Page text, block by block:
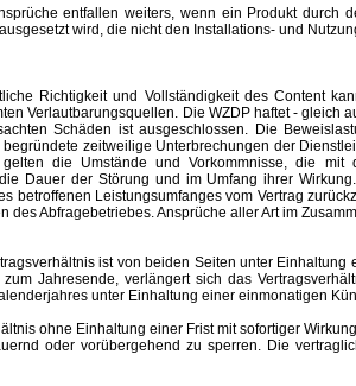
entfallen weiters, wenn ein Produkt durch
wird, die nicht den Installations- und
Richtigkeit und Vollständigkeit des Content
Verlautbarungsquellen. Die WZDP haftet - gleich
Schäden ist ausgeschlossen. Die
zeitweilige Unterbrechungen der
die Umstände und Vorkommnisse, die
Dauer der Störung und im Umfang ihrer
betroffenen Leistungsumfanges vom Vertrag
des Abfragebetriebes. Ansprüche aller Art im
ist von beiden Seiten unter Einhaltung
Jahresende, verlängert sich das
unter Einhaltung einer einmonatigen
ohne Einhaltung einer Frist mit sofortiger
oder vorübergehend zu sperren. Die